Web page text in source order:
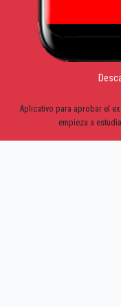
Aplicativo para aprobar el
empieza a